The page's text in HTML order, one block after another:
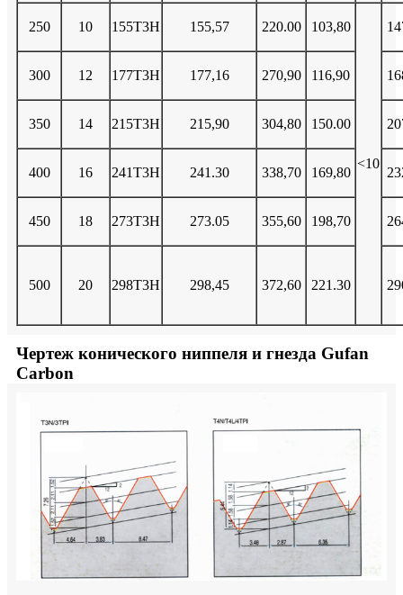
250 10 155Т3Н 155,57 220.00 103,80
<10
300 12 177Т3Н 177,16 270,90 116,90
350 14 215Т3Н 215,90 304,80 150.00
400 16 241Т3Н 241.30 338,70 169,80
450 18 273Т3Н 273.05 355,60 198,70
500 20 298Т3Н 298,45 372,60 221.30
Чертеж конического ниппеля и гнезда Gufan
Carbon